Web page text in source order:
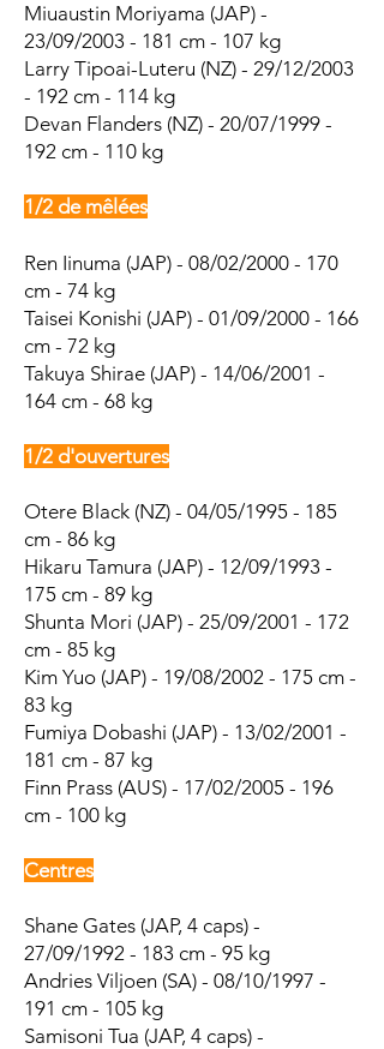
Miuaustin Moriyama (JAP) -
23/09/2003 - 181 cm - 107 kg
Larry Tipoai-Luteru (NZ) - 29/12/2003
- 192 cm - 114 kg
Devan Flanders (NZ) - 20/07/1999 -
192 cm - 110 kg
1/2 de mêlées
Ren Iinuma (JAP) - 08/02/2000 - 170
cm - 74 kg
Taisei Konishi (JAP) - 01/09/2000 - 166
cm - 72 kg
Takuya Shirae (JAP) - 14/06/2001 -
164 cm - 68 kg
1/2 d'ouvertures
Otere Black (NZ) - 04/05/1995 - 185
cm - 86 kg
Hikaru Tamura (JAP) - 12/09/1993 -
175 cm - 89 kg
Shunta Mori (JAP) - 25/09/2001 - 172
cm - 85 kg
Kim Yuo (JAP) - 19/08/2002 - 175 cm -
83 kg
Fumiya Dobashi (JAP) - 13/02/2001 -
181 cm - 87 kg
Finn Prass (AUS) - 17/02/2005 - 196
cm - 100 kg
Centres
Shane Gates (JAP, 4 caps) -
27/09/1992 - 183 cm - 95 kg
Andries Viljoen (SA) - 08/10/1997 -
191 cm - 105 kg
Samisoni Tua (JAP, 4 caps) -